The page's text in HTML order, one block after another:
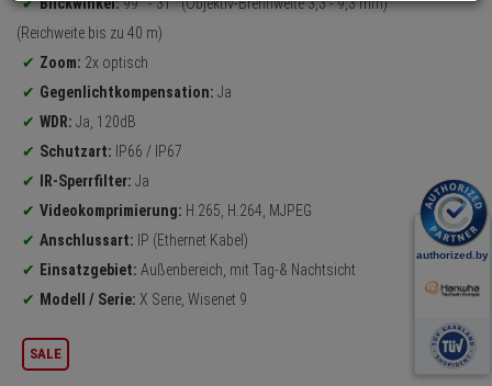
(Reichweite bis zu 40 m)
Zoom: 2x optisch
Gegenlichtkompensation: Ja
WDR: Ja, 120dB
Schutzart: IP66 / IP67
IR-Sperrfilter: Ja
Videokomprimierung: H.265, H.264, MJPEG
Anschlussart: IP (Ethernet Kabel)
Einsatzgebiet: Außenbereich, mit Tag-& Nachtsicht
Modell / Serie: X Serie, Wisenet 9
SALE